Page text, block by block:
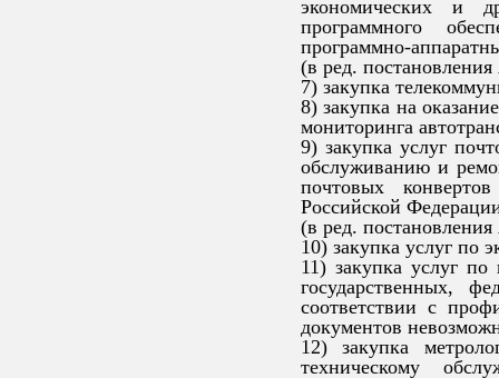
экономических и
программного
программно-
(в ред.
7) закупка
8) закупка на
мониторинга
9) закупка услуг
обслуживанию и
почтовых
Российской
(в ред.
10) закупка услуг по
11) закупка услуг
государственных,
соответствии с
документов
12) закупка
техническому